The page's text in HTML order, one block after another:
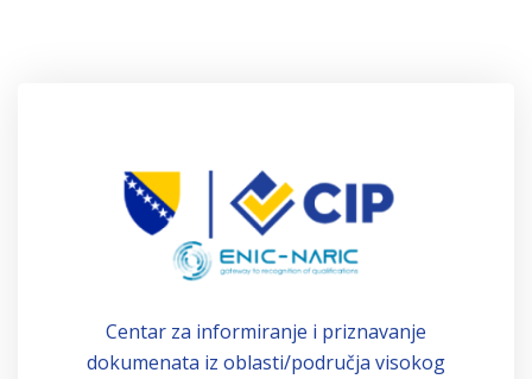
Centar za informiranje i priznavanje
dokumenata iz oblasti/područja visokog